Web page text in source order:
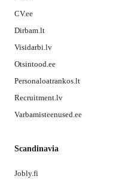
CV.ee
Dirbam.lt
Visidarbi.lv
Otsintood.ee
Personaloatrankos.lt
Recruitment.lv
Varbamisteenused.ee
Scandinavia
Jobly.fi